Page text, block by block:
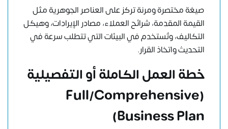
صيغة مختصرة ومرنة تركز على العناصر الجوهرية مثل
القيمة المقدمة، شرائح العملاء، مصادر الإيرادات، وهيكل
التكاليف، وتُستخدم في البيئات التي تتطلب سرعة في
التحديث واتخاذ القرار.
خطة العمل الكاملة أو التفصيلية
(Full/Comprehensive
Business Plan)